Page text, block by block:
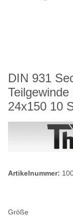
DIN 931
24x150 10
Artikelnummer:
Größe